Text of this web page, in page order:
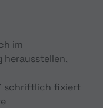
im
herausstellen,
schriftlich fixiert